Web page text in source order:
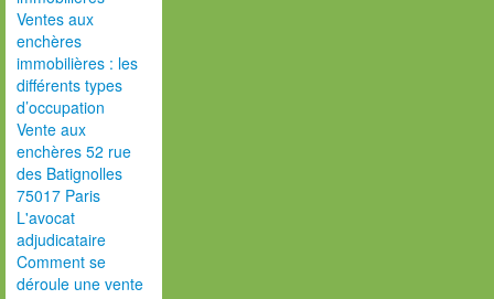
Ventes aux
enchères
immobilières : les
différents types
d’occupation
Vente aux
enchères 52 rue
des Batignolles
75017 Paris
L'avocat
adjudicataire
Comment se
déroule une vente